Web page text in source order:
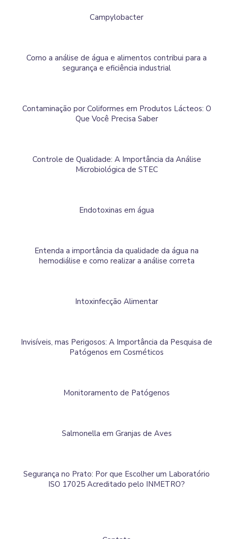
Campylobacter
Como a análise de água e alimentos contribui para a
segurança e eficiência industrial
Contaminação por Coliformes em Produtos Lácteos: O
Que Você Precisa Saber
Controle de Qualidade: A Importância da Análise
Microbiológica de STEC
Endotoxinas em água
Entenda a importância da qualidade da água na
hemodiálise e como realizar a análise correta
Intoxinfecção Alimentar
Invisíveis, mas Perigosos: A Importância da Pesquisa de
Patógenos em Cosméticos
Monitoramento de Patógenos
Salmonella em Granjas de Aves
Segurança no Prato: Por que Escolher um Laboratório
ISO 17025 Acreditado pelo INMETRO?